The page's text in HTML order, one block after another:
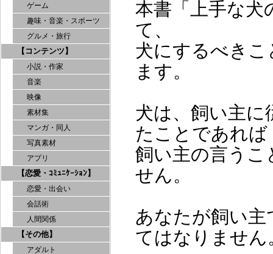
ゲーム
趣味・音楽・スポーツ
グルメ・旅行
【コンテンツ】
小説・作家
音楽
映像
素材集
マンガ・同人
写真素材
アプリ
【恋愛・ｺﾐｭﾆｹｰｼｮﾝ】
恋愛・出会い
会話術
人間関係
【その他】
アダルト
本書「上手な犬
て、
犬にするべき
ます。
犬は、飼い主
たことであれば
飼い主の言う
せん。
あなたが飼い
てはなりません